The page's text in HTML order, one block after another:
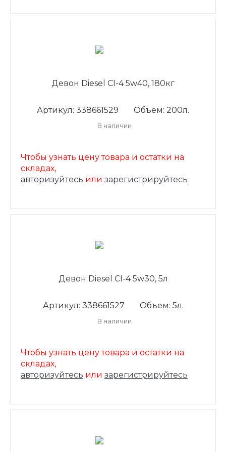
Девон Diesel CI-4 5w40, 180кг
Артикул: 338661529 Объем: 200л.
В наличии
Чтобы узнать цену товара и остатки на
складах,
авторизуйтесь или зарегистрируйтесь
Девон Diesel CI-4 5w30, 5л
Артикул: 338661527 Объем: 5л.
В наличии
Чтобы узнать цену товара и остатки на
складах,
авторизуйтесь или зарегистрируйтесь